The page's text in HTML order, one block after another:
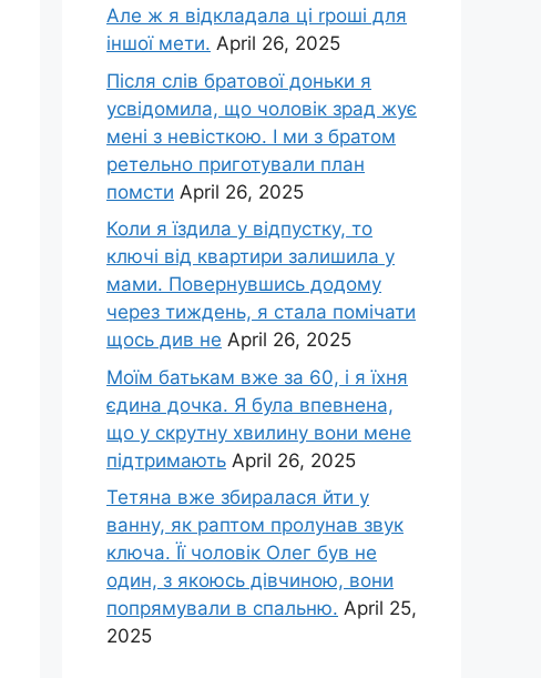
Але ж я відкладала ці rроші для
іншої мети. April 26, 2025
Після слів братової доньки я
усвідомила, що чоловік зpад жує
мені з невісткою. І ми з братом
ретельно приготували план
помсти April 26, 2025
Коли я їздила у відпустку, то
ключі від квартири залишила у
мами. Повернувшись додому
через тиждень, я стала помічати
щось див не April 26, 2025
Моїм батькам вже за 60, і я їхня
єдина дочка. Я була впевнена,
що у скрутну хвилину вони мене
підтримають April 26, 2025
Тетяна вже збиралася йти у
ванну, як раптом пролунав звук
ключа. Її чоловік Олег був не
один, з якоюсь дівчиною, вони
попрямували в спальню. April 25,
2025